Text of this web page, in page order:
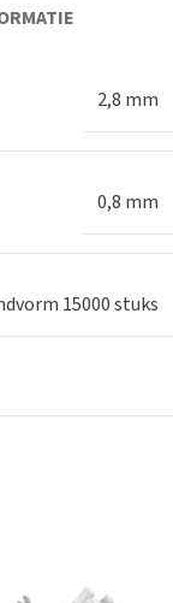
2,8 mm
0,8 mm
15000 stuks